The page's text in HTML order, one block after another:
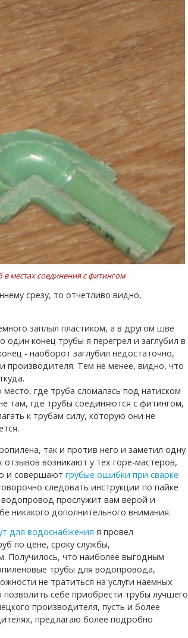
в местах соединения с фитингом
заплыл пластиком, а в другом шве
один конец трубы я перегрел и заглубил в
- наоборот заглубил недостаточно,
производителя. Тем не менее, видно, что
где труба сломалась под натиском
там, где трубы соединяются с фитингом,
к трубам силу, которую они не
возникают у тех горе-мастеров,
и совершают грубые ошибки при сварке
следовать инструкции по пайке
водопровод прослужит вам верой и
никакого дополнительного внимания.
для водоснабжения я провел
по цене, сроку службы,
Получилось, что наиболее выгодным
трубы для водопровода,
не тратиться на услуги наемных
себе приобрести трубы лучшего
производителя, пусть и более
предлагаю более подробно